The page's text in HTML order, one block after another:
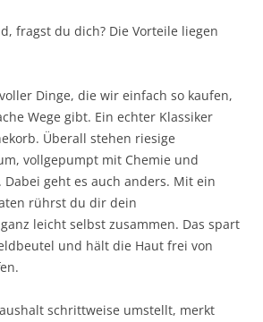
fragst du dich? Die Vorteile liegen
Dinge, die wir einfach so kaufen,
Wege gibt. Ein echter Klassiker
Überall stehen riesige
vollgepumpt mit Chemie und
geht es auch anders. Mit ein
rührst du dir dein
leicht selbst zusammen. Das spart
und hält die Haut frei von
schrittweise umstellt, merkt